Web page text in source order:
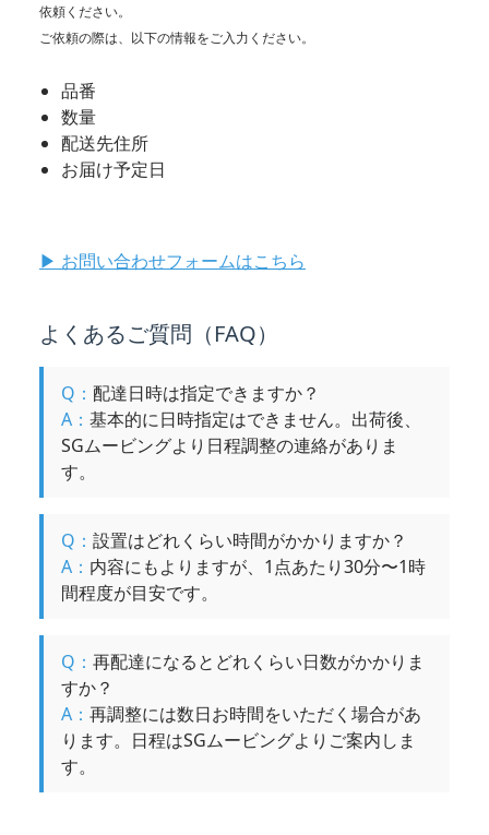
依頼ください。
ご依頼の際は、以下の情報をご入力ください。
品番
数量
配送先住所
お届け予定日
▶︎ お問い合わせフォームはこちら
よくあるご質問（FAQ）
Q： 配達日時は指定できますか？
A： 基本的に日時指定はできません。出荷後、
SGムービングより日程調整の連絡がありま
す。
Q： 設置はどれくらい時間がかかりますか？
A： 内容にもよりますが、1点あたり30分〜1時
間程度が目安です。
Q： 再配達になるとどれくらい日数がかかりま
すか？
A： 再調整には数日お時間をいただく場合があ
ります。日程はSGムービングよりご案内しま
す。